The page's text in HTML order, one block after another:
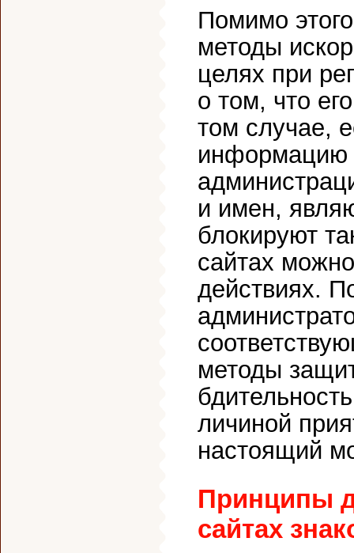
Помимо
методы
целях при
о том, что
том случае,
информацию
и имен,
блокируют
сайтах
действиях.
методы
личиной
настоящий
Принципы
сайтах